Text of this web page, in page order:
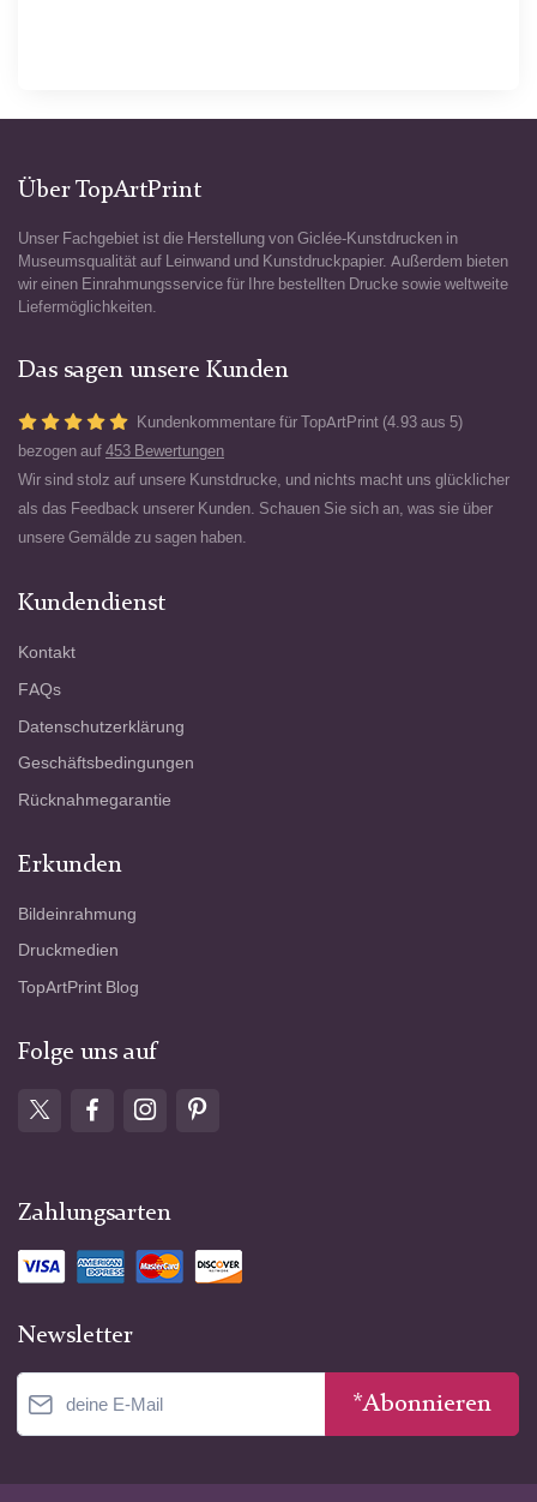
Über TopArtPrint
Unser Fachgebiet ist die Herstellung von Giclée-Kunstdrucken in
Museumsqualität auf Leinwand und Kunstdruckpapier. Außerdem bieten
wir einen Einrahmungsservice für Ihre bestellten Drucke sowie weltweite
Liefermöglichkeiten.
Das sagen unsere Kunden
Kundenkommentare für TopArtPrint (4.93 aus 5)
bezogen auf 453 Bewertungen
Wir sind stolz auf unsere Kunstdrucke, und nichts macht uns glücklicher
als das Feedback unserer Kunden. Schauen Sie sich an, was sie über
unsere Gemälde zu sagen haben.
Kundendienst
Kontakt
FAQs
Datenschutzerklärung
Geschäftsbedingungen
Rücknahmegarantie
Erkunden
Bildeinrahmung
Druckmedien
TopArtPrint Blog
Folge uns auf
Zahlungsarten
Newsletter
*Abonnieren